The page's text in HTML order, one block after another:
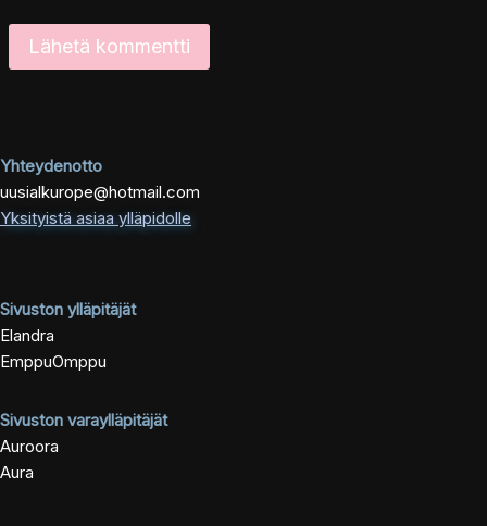
Yhteydenotto
uusialkurope@hotmail.com
Yksityistä asiaa ylläpidolle
Sivuston ylläpitäjät
Elandra
EmppuOmppu
Sivuston varaylläpitäjät
Auroora
Aura